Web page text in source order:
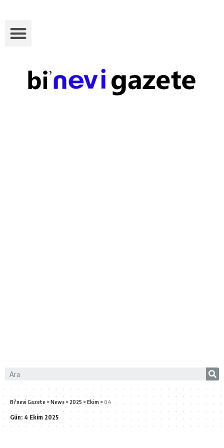
Bi'nevi Gazete >News > 2025 >Ekim >04
Gün: 4 Ekim 2025